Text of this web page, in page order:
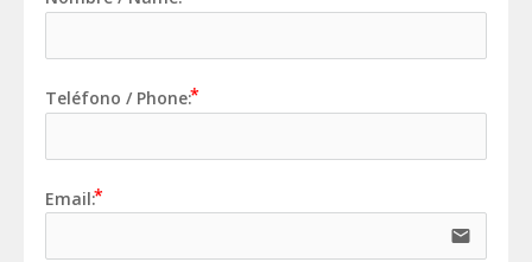
Teléfono / Phone:
Email:
email